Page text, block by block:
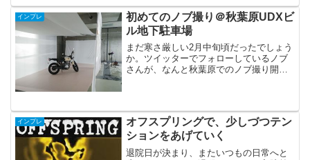
インプレ
初めてのノブ撮り＠秋葉原UDXビ
ル地下駐車場
まだ寒さ厳しい2月中旬頃だったでしょう
か。ツイッターでフォローしているノブ
さんが、なんと秋葉原でのノブ撮り開催
れはFTRを撮ってもら...
インプレ
オフスプリングで、少しづつテン
ションをあげていく
退院日が決まり、またいつもの日常へと